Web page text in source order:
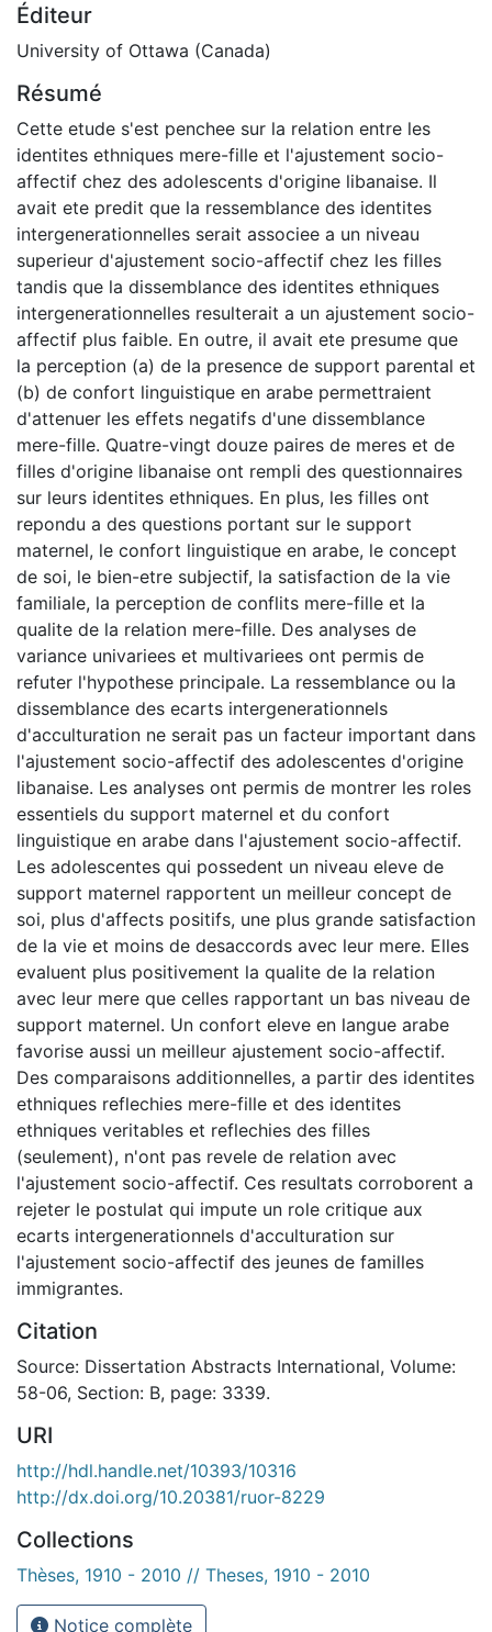
Éditeur
University of Ottawa (Canada)
Résumé
Cette etude s'est penchee sur la relation entre les
identites ethniques mere-fille et l'ajustement socio-
affectif chez des adolescents d'origine libanaise. Il
avait ete predit que la ressemblance des identites
intergenerationnelles serait associee a un niveau
superieur d'ajustement socio-affectif chez les filles
tandis que la dissemblance des identites ethniques
intergenerationnelles resulterait a un ajustement socio-
affectif plus faible. En outre, il avait ete presume que
la perception (a) de la presence de support parental et
(b) de confort linguistique en arabe permettraient
d'attenuer les effets negatifs d'une dissemblance
mere-fille. Quatre-vingt douze paires de meres et de
filles d'origine libanaise ont rempli des questionnaires
sur leurs identites ethniques. En plus, les filles ont
repondu a des questions portant sur le support
maternel, le confort linguistique en arabe, le concept
de soi, le bien-etre subjectif, la satisfaction de la vie
familiale, la perception de conflits mere-fille et la
qualite de la relation mere-fille. Des analyses de
variance univariees et multivariees ont permis de
refuter l'hypothese principale. La ressemblance ou la
dissemblance des ecarts intergenerationnels
d'acculturation ne serait pas un facteur important dans
l'ajustement socio-affectif des adolescentes d'origine
libanaise. Les analyses ont permis de montrer les roles
essentiels du support maternel et du confort
linguistique en arabe dans l'ajustement socio-affectif.
Les adolescentes qui possedent un niveau eleve de
support maternel rapportent un meilleur concept de
soi, plus d'affects positifs, une plus grande satisfaction
de la vie et moins de desaccords avec leur mere. Elles
evaluent plus positivement la qualite de la relation
avec leur mere que celles rapportant un bas niveau de
support maternel. Un confort eleve en langue arabe
favorise aussi un meilleur ajustement socio-affectif.
Des comparaisons additionnelles, a partir des identites
ethniques reflechies mere-fille et des identites
ethniques veritables et reflechies des filles
(seulement), n'ont pas revele de relation avec
l'ajustement socio-affectif. Ces resultats corroborent a
rejeter le postulat qui impute un role critique aux
ecarts intergenerationnels d'acculturation sur
l'ajustement socio-affectif des jeunes de familles
immigrantes.
Citation
Source: Dissertation Abstracts International, Volume:
58-06, Section: B, page: 3339.
URI
http://hdl.handle.net/10393/10316
http://dx.doi.org/10.20381/ruor-8229
Collections
Thèses, 1910 - 2010 // Theses, 1910 - 2010
Notice complète